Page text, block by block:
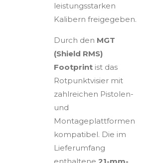
leistungsstarken
Kalibern freigegeben.
Durch den MGT
(Shield RMS)
Footprint ist das
Rotpunktvisier mit
zahlreichen Pistolen-
und
Montageplattformen
kompatibel. Die im
Lieferumfang